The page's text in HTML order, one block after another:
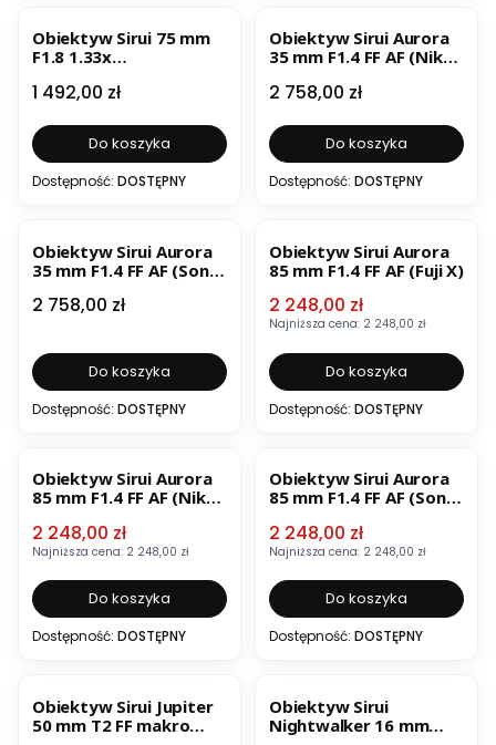
Obiektyw Sirui 75 mm
F1.8 1.33x
Cena
1 492,00 zł
Do koszyka
Dostępność: DOSTĘPNY
Obiektyw Sirui Aurora
35 mm F1.4 FF AF (Nikon
Cena
2 758,00 zł
Do koszyka
Dostępność: DOSTĘPNY
Obiektyw Sirui Aurora
35 mm F1.4 FF AF (Sony
Cena
2 758,00 zł
Do koszyka
Dostępność: DOSTĘPNY
Obiektyw Sirui Aurora
85 mm F1.4 FF AF (Fuji X)
Cena promocyjna
2 248,00 zł
Najniższa cena: 2 248,00 zł
Do koszyka
Dostępność: DOSTĘPNY
Obiektyw Sirui Aurora
85 mm F1.4 FF AF (Nikon
Cena promocyjna
2 248,00 zł
Najniższa cena: 2 248,00 zł
Do koszyka
Dostępność: DOSTĘPNY
Obiektyw Sirui Aurora
85 mm F1.4 FF AF (Sony
Cena promocyjna
2 248,00 zł
Najniższa cena: 2 248,00 zł
Do koszyka
Dostępność: DOSTĘPNY
Obiektyw Sirui Jupiter
50 mm T2 FF makro
Obiektyw Sirui
Nightwalker 16 mm